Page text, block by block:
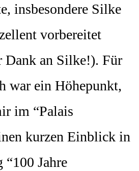
insbesondere Silke
vorbereitet
Dank an Silke!). Für
war ein Höhepunkt,
im “Palais
kurzen Einblick in
“100 Jahre